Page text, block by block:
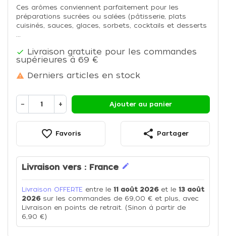
Ces arômes conviennent parfaitement pour les
préparations sucrées ou salées (pâtisserie, plats
cuisinés, sauces, glaces, sorbets, cocktails et desserts
 Livraison gratuite pour les commandes
supérieures à 69 €
 Derniers articles en stock
− + Ajouter au panier
favorite_border Favoris share Partager
Livraison vers : France edit
Livraison OFFERTE entre le 11 août 2026et le 13 août
2026sur les commandes de 69,00 € et plus, avec
Livraison en points de retrait. (Sinon à partir de
6,90 €)